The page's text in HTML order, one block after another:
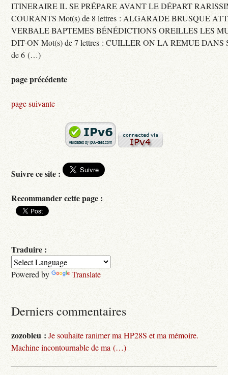
ITINERAIRE IL SE PRÉPARE AVANT LE DÉPART
COURANTS Mot(s) de 8 lettres : ALGARADE BRUSQUE
VERBALE BAPTEMES BÉNÉDICTIONS OREILLES LES
DIT-ON Mot(s) de 7 lettres : CUILLER ON LA REMUE DANS
de 6 (…)
page précédente
page suivante
Suivre ce site :
Recommander cette page :
Traduire :
Powered by Translate
Derniers commentaires
zozobleu : Je souhaite ranimer ma HP28S et ma mémoire.
Machine incontournable de ma (…)